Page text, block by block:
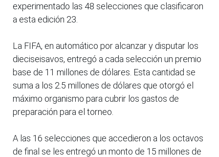
experimentado las 48 selecciones que clasificaron
a esta edición 23.
La FIFA, en automático por alcanzar y disputar los
dieciseisavos, entregó a cada selección un premio
base de 11 millones de dólares. Esta cantidad se
suma a los 2.5 millones de dólares que otorgó el
máximo organismo para cubrir los gastos de
preparación para el torneo.
A las 16 selecciones que accedieron a los octavos
de final se les entregó un monto de 15 millones de